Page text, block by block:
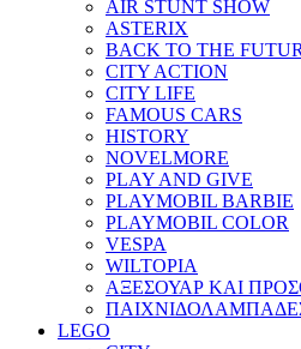
AIR STUNT SHOW
ASTERIX
BACK TO THE
CITY ACTION
CITY LIFE
FAMOUS CARS
HISTORY
NOVELMORE
PLAY AND GIVE
PLAYMOBIL BARBIE
PLAYMOBIL COLOR
VESPA
WILTOPIA
ΑΞΕΣΟΥΑΡ ΚΑΙ
LEGO